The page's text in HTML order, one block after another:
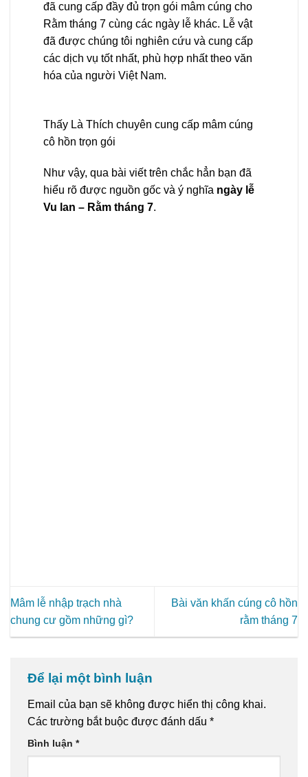
đã cung cấp đầy đủ trọn gói mâm cúng cho
Rằm tháng 7 cùng các ngày lễ khác. Lễ vật
đã được chúng tôi nghiên cứu và cung cấp
các dịch vụ tốt nhất, phù hợp nhất theo văn
hóa của người Việt Nam.
Thấy Là Thích chuyên cung cấp mâm cúng
cô hồn trọn gói
Như vậy, qua bài viết trên chắc hẳn bạn đã
hiểu rõ được nguồn gốc và ý nghĩa ngày lễ
Vu lan – Rằm tháng 7.
Mâm lễ nhập trạch nhà
chung cư gồm những gì?
Bài văn khấn cúng cô hồn
rằm tháng 7
Để lại một bình luận
Email của bạn sẽ không được hiển thị công khai.
Các trường bắt buộc được đánh dấu *
Bình luận *